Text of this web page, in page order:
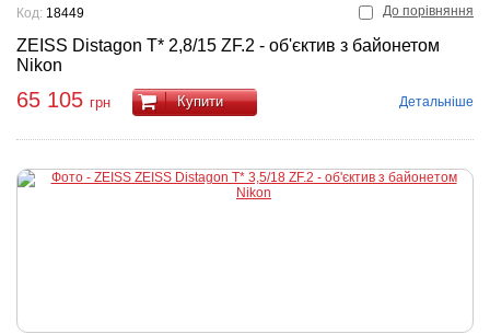
До порівняння
ZEISS Distagon T* 2,8/15 ZF.2 - об'єктив з байонетом
Nikon
Код: 18449
65 105 грн Купити Детальніше